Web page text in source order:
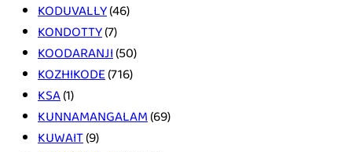
KODUVALLY(46)
KONDOTTY(7)
KOODARANJI(50)
KOZHIKODE(716)
KSA(1)
KUNNAMANGALAM(69)
KUWAIT(9)